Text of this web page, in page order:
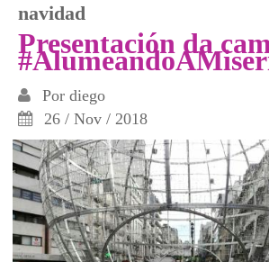
navidad
Presentación da
Por diego
26 / Nov / 2018